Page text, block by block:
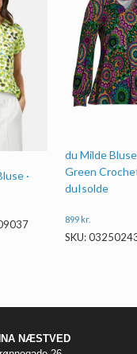
·
du Milde Bluse
Green
duIsolde
899kr.
SKU:
NÆSTVED